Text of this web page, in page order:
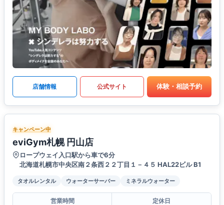
店舗情報 公式サイト 体験・相談予約
キャンペーン中
eviGym札幌 円山店
ロープウェイ入口駅から車で6分
北海道札幌市中央区南２条西２２丁目１－４５ HAL22ビル B1
タオルレンタル ウォーターサーバー ミネラルウォーター
営業時間
定休日